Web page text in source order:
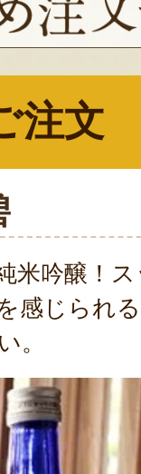
注文
米吟醸！
感じられ
。